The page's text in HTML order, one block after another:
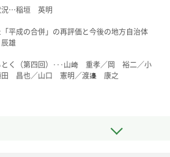
況…稲垣 英明
平成の合併」の再評価と今後の地方自治体
雄
とく（第四回）･･･山﨑 重孝／岡 裕二／小
昌也／山口 憲明／渡邉 康之